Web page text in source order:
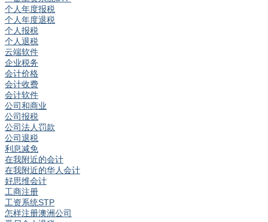
个人年度报税
个人年度退税
个人报税
个人退税
云端软件
企业税务
会计价格
会计收费
会计软件
公司和商业
公司报税
公司法人罚款
公司退税
利息减免
在我附近的会计
在我附近的华人会计
好思维会计
工商注册
工资系统STP
怎样注册澳洲公司